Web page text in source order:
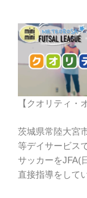
【クオリティ・
茨城県常陸大宮
等デイサービス
サッカーをJFA(
直接指導をして